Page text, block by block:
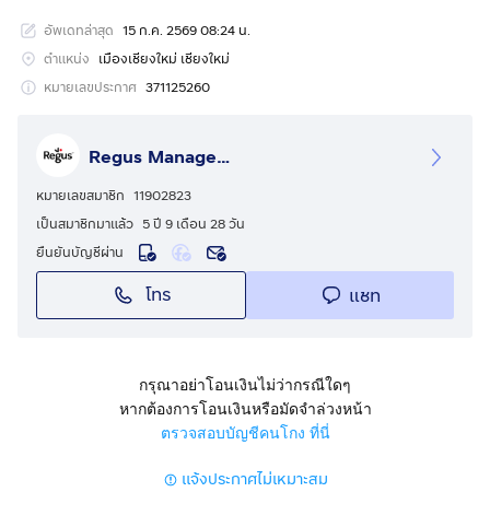
ดูแลส่วนที่เหลือทั้งหมด
นำธุรกิจของคุณสู่ประเทศไทยด้วยพื้นที่สำนักงานที่เป็นที่
ย่านธุรกิจ ได้รับประโยชน์จากเศรษฐกิจการท่องเที่ยว การค้า
ปลีก และการบริการที่เจริญรุ่งเรือง ควบคู่ไปกับโครงสร้างพื้น
ฐาน 'เมืองอัจฉริยะ' ที่พัฒนาอย่างรวดเร็วเพื่อสนับสนุนเครือ
ข่ายของคุณ เพลิดเพลินกับทำเลถนนสายสำคัญในเมืองที่มี
ร้านอาหารและคาเฟ่อยู่ใกล้เคียง สร้างเครือข่ายในพื้นที่ด้วย
สถานีรถไฟและสถานีขนส่งเชียงใหม่ที่อยู่ห่างออกไปไม่เกิน 7
กม. และสำนักงานของคุณอยู่ห่างจากใจกลางเมืองเพียง 5
ระยะเวลา ซึ่งคุณสามารถขยายขนาดได้เมื่อคุณต้องการ
ทำงานอย่างมีสไตล์จากอาคารสำนักงานที่โดดเด่นพร้อมส่วน
ทำงานแบบไดนามิกพร้อมป้ายแบรนด์ที่เป็นมิตร ต้อนรับ
อัพเดทล่าสุด 15 ก.ค. 2569 08:24 น.
ตำแหน่ง เมืองเชียงใหม่ เชียงใหม่
หมายเลขประกาศ 371125260
Regus Management Thailand
หมายเลขสมาชิก 11902823
เป็นสมาชิกมาแล้ว 5 ปี 9 เดือน 28 วัน
ยืนยันบัญชีผ่าน
โทร แชท
กรุณาอย่าโอนเงินไม่ว่ากรณีใดๆ
หากต้องการโอนเงินหรือมัดจำล่วงหน้า
ตรวจสอบบัญชีคนโกง ที่นี่
แจ้งประกาศไม่เหมาะสม